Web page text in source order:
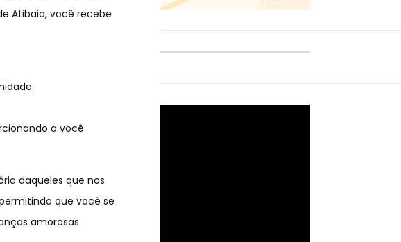
Atibaia, você recebe
a você
daqueles que nos
que você se
amorosas.